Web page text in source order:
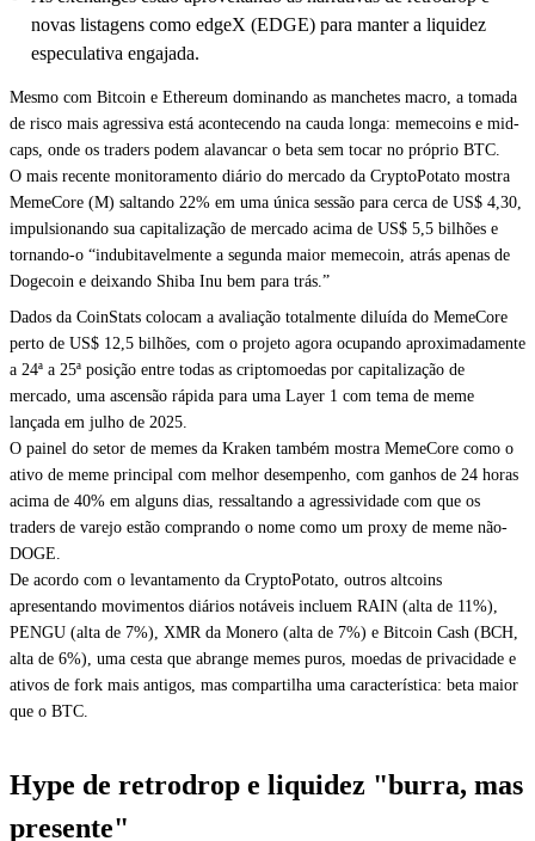
novas listagens como edgeX (EDGE) para manter a liquidez
especulativa engajada.
Mesmo com Bitcoin e Ethereum dominando as manchetes macro, a tomada
de risco mais agressiva está acontecendo na cauda longa: memecoins e mid-
caps, onde os traders podem alavancar o beta sem tocar no próprio BTC.
O mais recente monitoramento diário do mercado da CryptoPotato mostra
MemeCore (M) saltando 22% em uma única sessão para cerca de US$ 4,30,
impulsionando sua capitalização de mercado acima de US$ 5,5 bilhões e
tornando-o “indubitavelmente a segunda maior memecoin, atrás apenas de
Dogecoin e deixando Shiba Inu bem para trás.”
Dados da CoinStats colocam a avaliação totalmente diluída do MemeCore
perto de US$ 12,5 bilhões, com o projeto agora ocupando aproximadamente
a 24ª a 25ª posição entre todas as criptomoedas por capitalização de
mercado, uma ascensão rápida para uma Layer 1 com tema de meme
lançada em julho de 2025.
O painel do setor de memes da Kraken também mostra MemeCore como o
ativo de meme principal com melhor desempenho, com ganhos de 24 horas
acima de 40% em alguns dias, ressaltando a agressividade com que os
traders de varejo estão comprando o nome como um proxy de meme não-
DOGE.
De acordo com o levantamento da CryptoPotato, outros altcoins
apresentando movimentos diários notáveis incluem RAIN (alta de 11%),
PENGU (alta de 7%), XMR da Monero (alta de 7%) e Bitcoin Cash (BCH,
alta de 6%), uma cesta que abrange memes puros, moedas de privacidade e
ativos de fork mais antigos, mas compartilha uma característica: beta maior
que o BTC.
Hype de retrodrop e liquidez "burra, mas
presente"